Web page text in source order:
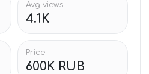
Avg views
4.1K
Price
600K RUB